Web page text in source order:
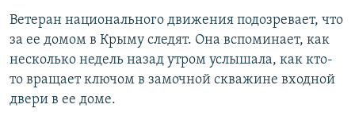
Ветеран национального движения подозревает, что
за ее домом в Крыму следят. Она вспоминает, как
несколько недель назад утром услышала, как кто-
то вращает ключом в замочной скважине входной
двери в ее доме.